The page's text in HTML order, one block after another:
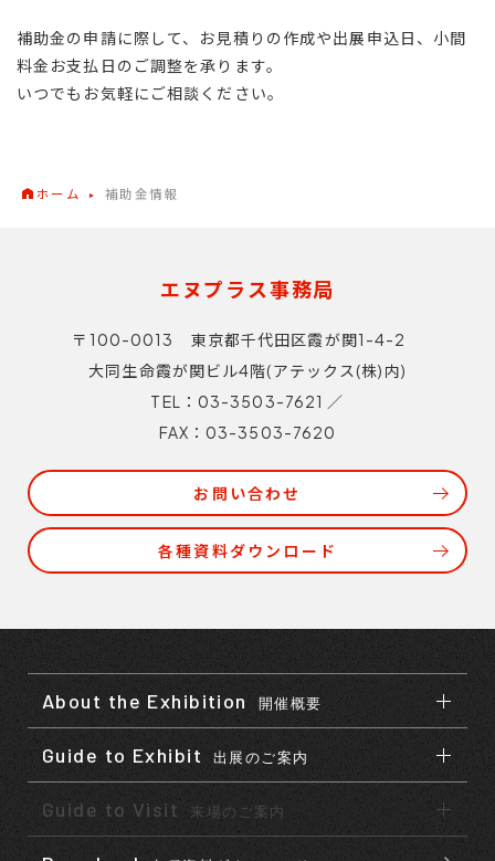
補助金の申請に際して、お見積りの作成や出展申込日、小間
料金お支払日のご調整を承ります。
いつでもお気軽にご相談ください。
ホーム 補助金情報
エヌプラス事務局
〒100-0013 東京都千代田区霞が関1-4-2
大同生命霞が関ビル4階(アテックス(株)内)
TEL：03-3503-7621 ／
FAX：03-3503-7620
お問い合わせ
各種資料ダウンロード
About the Exhibition 開催概要
Guide to Exhibit 出展のご案内
Guide to Visit 来場のご案内